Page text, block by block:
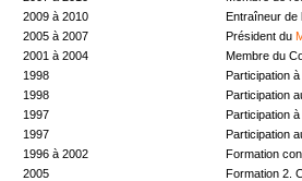
2009 à 2010
Entraîneur de
2005 à 2007
Président du
2001 à 2004
Membre du
1998
Participation à
1998
Participation
1997
Participation à
1997
Participation
1996 à 2002
Formation
2005
Formation 2.